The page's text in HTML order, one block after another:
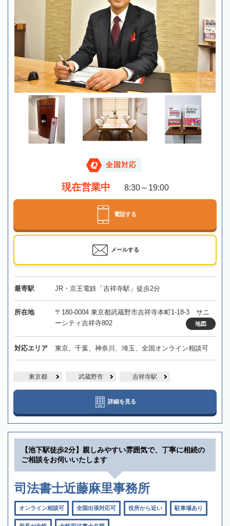
全国対応
現在営業中 8:30～19:00
電話する
メールする
最寄駅 JR・京王電鉄「吉祥寺駅」徒歩2分
所在地
〒180-0004 東京都武蔵野市吉祥寺本町1-18-3 サニ
ーシティ吉祥寺802
地図
対応エリア 東京、千葉、神奈川、埼玉、全国オンライン相談可
東京都 武蔵野市 吉祥寺駅
詳細を見る
【池下駅徒歩2分】親しみやすい雰囲気で、丁寧に相続の
ご相談をお伺いいたします
司法書士近藤麻里事務所
オンライン相談可 全国出張対応可 役所から近い 駐車場あり